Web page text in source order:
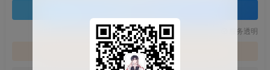
技术支持 服务透明
官方地址